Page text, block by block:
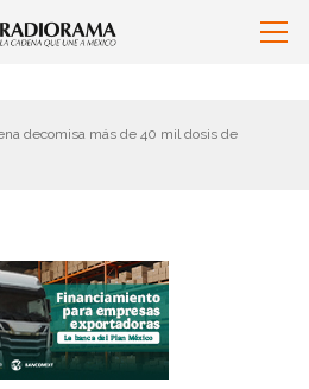
decomisa más de 40 mil dosis de